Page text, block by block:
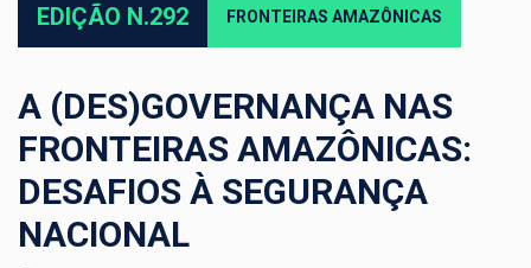
EDIÇÃO N.292 FRONTEIRAS AMAZÔNICAS
A (DES)GOVERNANÇA NAS
FRONTEIRAS AMAZÔNICAS:
DESAFIOS À SEGURANÇA
NACIONAL